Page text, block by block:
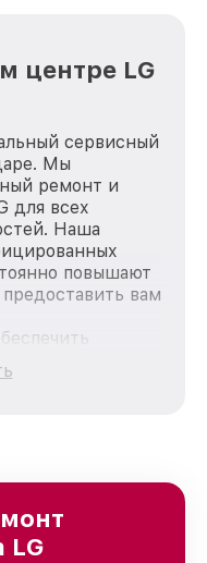
центре LG
сервисный
Мы
ремонт и
для всех
Наша
повышают
вам
для
LG, вне
уровень
клиентов.
LG